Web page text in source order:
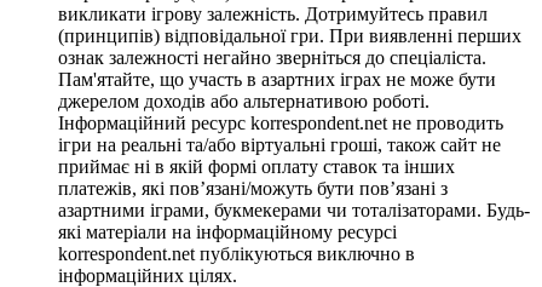
викликати ігрову залежність. Дотримуйтесь правил
(принципів) відповідальної гри. При виявленні перших
ознак залежності негайно зверніться до спеціаліста.
Пам'ятайте, що участь в азартних іграх не може бути
джерелом доходів або альтернативою роботі.
Інформаційний ресурс korrespondent.net не проводить
ігри на реальні та/або віртуальні гроші, також сайт не
приймає ні в якій формі оплату ставок та інших
платежів, які пов’язані/можуть бути пов’язані з
азартними іграми, букмекерами чи тоталізаторами. Будь-
які матеріали на інформаційному ресурсі
korrespondent.net публікуються виключно в
інформаційних цілях.